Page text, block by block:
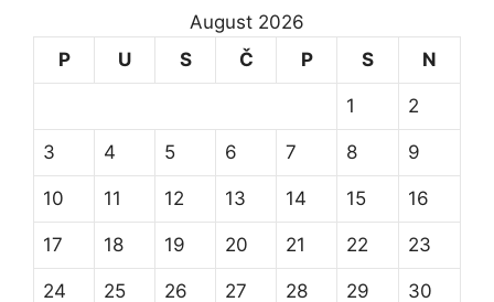
August 2026
P
U S Č P S N
1 2
3 4 5 6 7 8 9
10 11 12 13 14 15 16
17 18 19 20 21 22 23
24 25 26 27 28 29 30